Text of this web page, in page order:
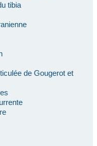
tibia
de Gougerot et